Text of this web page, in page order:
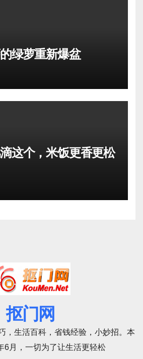
绿萝重新爆盆
这个，米饭更香更松
抠门网
，生活百科，省钱经验，小妙招。本
6月，一切为了让生活更轻松